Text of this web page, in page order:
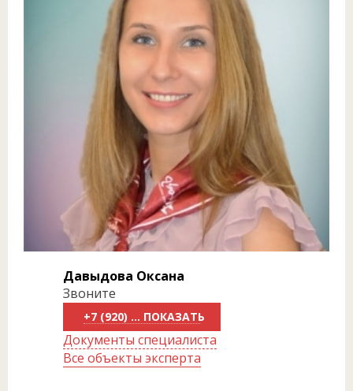
Давыдова Оксана
Звоните
+7 (920) 289-39-99
Документы специалиста
Все объекты эксперта